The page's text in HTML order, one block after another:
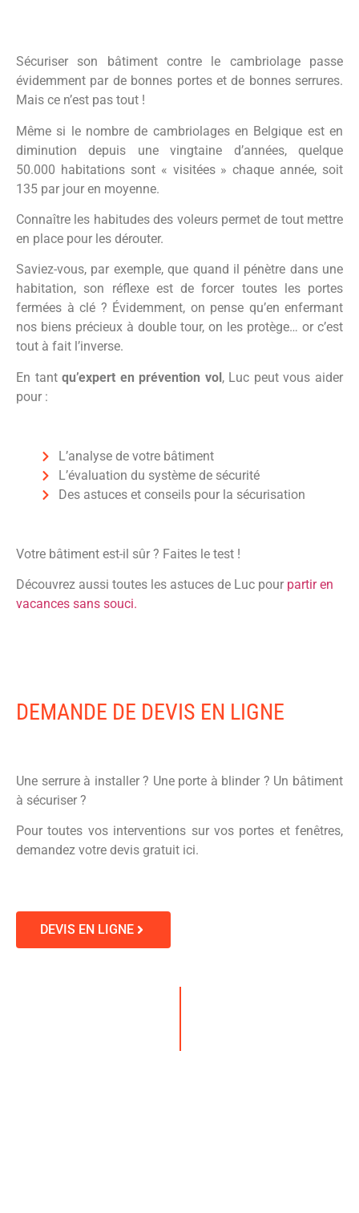
Sécuriser son bâtiment contre le cambriolage passe
évidemment par de bonnes portes et de bonnes serrures.
Mais ce n’est pas tout !
Même si le nombre de cambriolages en Belgique est en
diminution depuis une vingtaine d’années, quelque
50.000 habitations sont « visitées » chaque année, soit
135 par jour en moyenne.
Connaître les habitudes des voleurs permet de tout mettre
en place pour les dérouter.
Saviez-vous, par exemple, que quand il pénètre dans une
habitation, son réflexe est de forcer toutes les portes
fermées à clé ? Évidemment, on pense qu’en enfermant
nos biens précieux à double tour, on les protège… or c’est
tout à fait l’inverse.
En tantqu’expert en prévention vol, Luc peut vous aider
pour :
L’analyse de votre bâtiment
L’évaluation du système de sécurité
Des astuces et conseils pour la sécurisation
Votre bâtiment est-il sûr ? Faites le test !
Découvrez aussi toutes les astuces de Luc pour partir en
vacances sans souci.
DEMANDE DE DEVIS EN LIGNE
Une serrure à installer ? Une porte à blinder ? Un bâtiment
à sécuriser ?
Pour toutes vos interventions sur vos portes et fenêtres,
demandez votre devis gratuit ici.
DEVIS EN LIGNE